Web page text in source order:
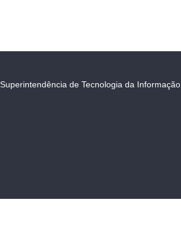
Superintendência de Tecnologia da Informação